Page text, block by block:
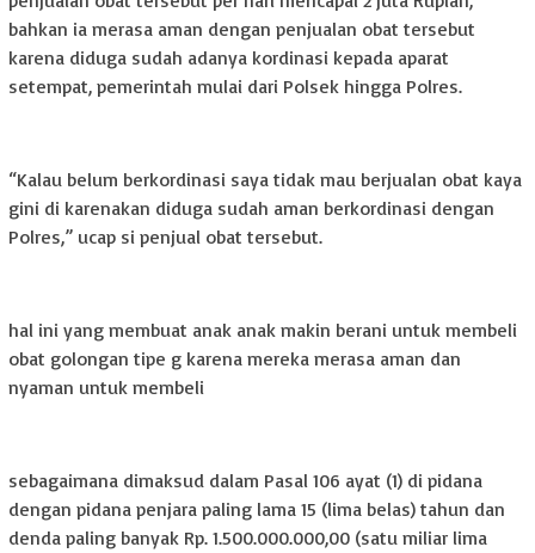
bahkan ia merasa aman dengan penjualan obat tersebut
karena diduga sudah adanya kordinasi kepada aparat
setempat, pemerintah mulai dari Polsek hingga Polres.
“Kalau belum berkordinasi saya tidak mau berjualan obat kaya
gini di karenakan diduga sudah aman berkordinasi dengan
Polres,” ucap si penjual obat tersebut.
hal ini yang membuat anak anak makin berani untuk membeli
obat golongan tipe g karena mereka merasa aman dan
nyaman untuk membeli
sebagaimana dimaksud dalam Pasal 106 ayat (1) di pidana
dengan pidana penjara paling lama 15 (lima belas) tahun dan
denda paling banyak Rp. 1.500.000.000,00 (satu miliar lima